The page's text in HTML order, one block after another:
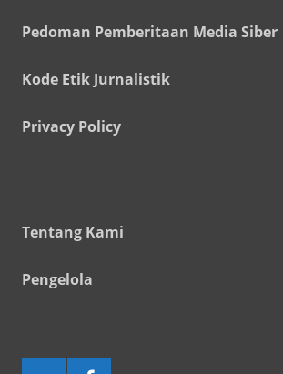
Pedoman Pemberitaan Media Siber
Kode Etik Jurnalistik
Privacy Policy
Tentang Kami
Pengelola